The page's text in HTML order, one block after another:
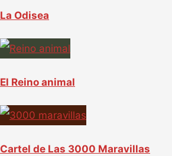
La Odisea
El Reino animal
Cartel de Las 3000 Maravillas